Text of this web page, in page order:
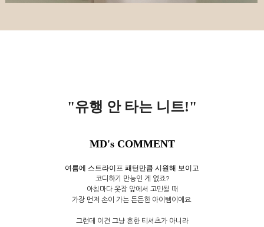
"유행 안 타는 니트!"
MD's COMMENT
여름에 스트라이프 패턴만큼 시원해 보이고
코디하기 만능인 게 없죠?
아침마다 옷장 앞에서 고민될 때
가장 먼저 손이 가는 든든한 아이템이에요.
그런데 이건 그냥 흔한 티셔츠가 아니라